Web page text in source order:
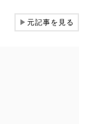
▶元記事を見る